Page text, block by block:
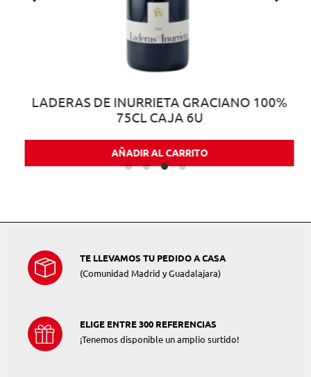
LADERAS DE INURRIETA GRACIANO 100%
75CL CAJA 6U
AÑADIR AL CARRITO
TE LLEVAMOS TU PEDIDO A CASA
(Comunidad Madrid y Guadalajara)
ELIGE ENTRE 300 REFERENCIAS
¡Tenemos disponible un amplio surtido!